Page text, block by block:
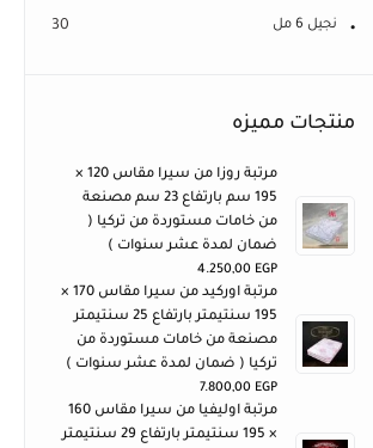
نجيل 6 مل 30
منتجات مميزه
مرتبة روزا من سيرا مقاس 120 ×
195 سم بارتفاع 23 سم مصنعة
من خامات مستوردة من تركيا (
ضمان لمدة عشر سنوات )
4.250,00 EGP
مرتبة اوركيد من سيرا مقاس 170 ×
195 سنتيمتر بارتفاع 25 سنتيمتر
مصنعة من خامات مستوردة من
تركيا ( ضمان لمدة عشر سنوات )
7.800,00 EGP
مرتبة اوليفيا من سيرا مقاس 160
× 195 سنتيمتر بارتفاع 29 سنتيمتر